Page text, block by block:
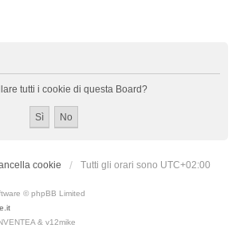
tutti i cookie di questa Board?
cookie Tutti gli orari sono UTC+02:00
© phpBB Limited
& v12mike